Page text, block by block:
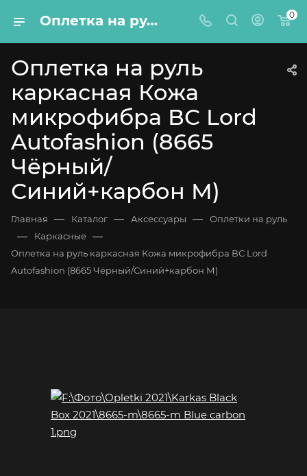
Оплетка на руль каркасная Кожа микрофибра ВС Lord Autofashion (8665 Чёрный/Синий+карбон М) 0
Оплетка на руль
каркасная Кожа
микрофибра ВС Lord
Autofashion (8665
Чёрный/
Синий+карбон М)
Главная — Каталог — Аксессуары — Оплетки на руль
— Каркасные —
Оплетка на руль каркасная Кожа микрофибра ВС Lord
Autofashion (8665 Чёрный/Синий+карбон М)